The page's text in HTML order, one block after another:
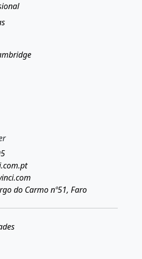
do Carmo nº51, Faro